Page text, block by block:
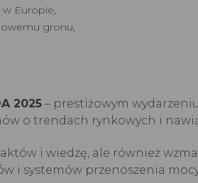
Europie,
gronu,
2025 – prestiżowym
o trendach rynkowych i
i wiedzę, ale również
i systemów przenoszenia